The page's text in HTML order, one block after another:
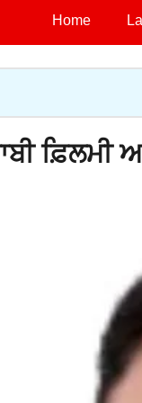
Home
ਫ਼ਿਲਮੀ